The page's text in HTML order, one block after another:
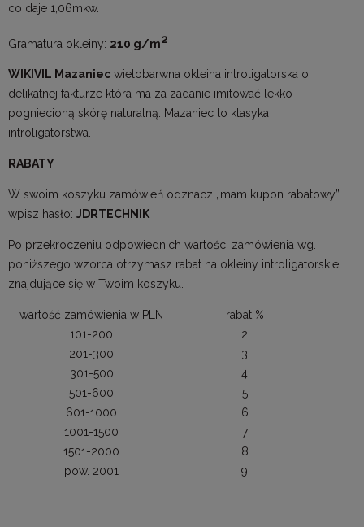
co daje 1,06mkw.
Gramatura okleiny: 210 g/m2
WIKIVIL Mazaniec wielobarwna okleina introligatorska o
delikatnej fakturze która ma za zadanie imitować lekko
pogniecioną skórę naturalną. Mazaniec to klasyka
introligatorstwa.
RABATY
W swoim koszyku zamówień odznacz „mam kupon rabatowy” i
wpisz hasło: JDRTECHNIK
Po przekroczeniu odpowiednich wartości zamówienia wg.
poniższego wzorca otrzymasz rabat na okleiny introligatorskie
znajdujące się w Twoim koszyku.
wartość zamówienia w PLN
rabat %
101-200
2
201-300
3
301-500
4
501-600
5
601-1000
6
1001-1500
7
1501-2000
8
pow. 2001
9